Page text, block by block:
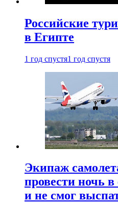
Российские
в Египте
1 год спустя1 год спустя
Экипаж
провести ночь в
и не смог